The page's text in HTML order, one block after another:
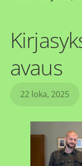
avaus
22 loka, 2025